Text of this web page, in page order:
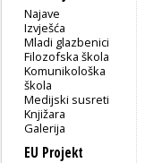
Najave
Izvješća
Mladi glazbenici
Filozofska škola
Komunikološka
škola
Medijski susreti
Knjižara
Galerija
EU Projekt